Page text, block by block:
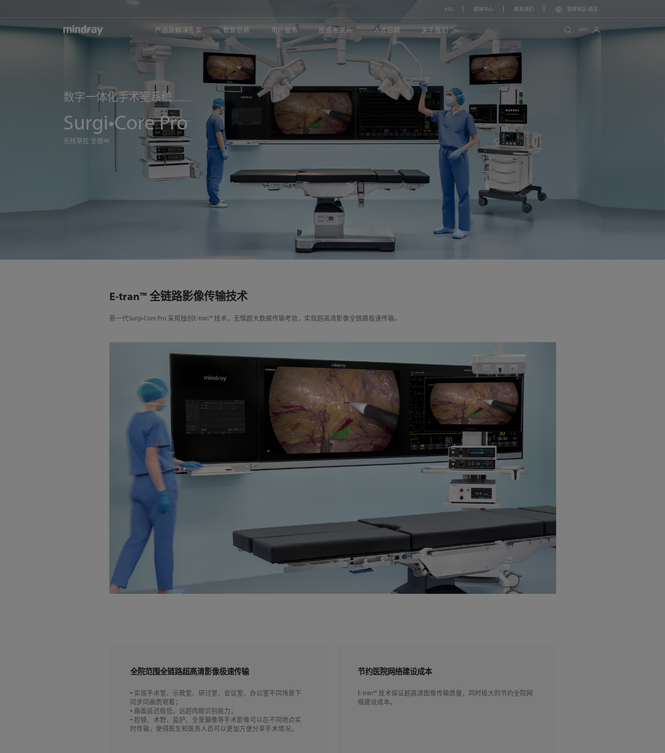
产品及解决方案 数智创新 用户服务 投资者关系 人才招聘 关于我们
ESG 媒体中心 联系我们 选择地区/语言
数字一体化手术室系统
Surgi•Core Pro
无线掌控 全链4K
E-tran™ 全链路影像传输技术
新一代Surgi•Core Pro 采用独创E-tran™ 技术，无惧超大数据传输考验，实现超高清影像全链路极速传输。
全院范围全链路超高清影像极速传输
▪ 实现手术室、示教室、研讨室、会议室、办公室不同场景下
同步同画质观看；
▪ 画面延迟极低，远超肉眼识别能力；
▪ 腔镜、术野、监护、全景摄像等手术影像可以在不同地点实
时传输，使得医生和医务人员可以更加方便分享手术情况。
节约医院网络建设成本
E-tran™ 技术保证超高清图像传输质量，同时极大的节约全院网
络建设成本。